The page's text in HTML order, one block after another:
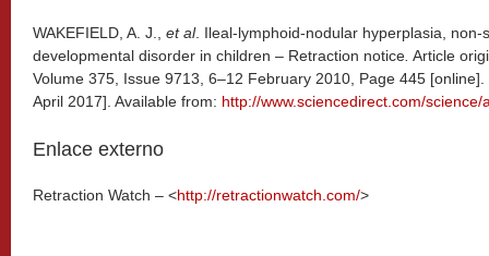
WAKEFIELD, A. J., et al. Ileal-lymphoid-nodular hyperplasia, non-
developmental disorder in children – Retraction notice Article
Volume 375, Issue 9713, 6–12 February 2010, Page 445
April 2017]. Available from: http://www.sciencedirect.com/
Enlace externo
Retraction Watch – <http://retractionwatch.com/>